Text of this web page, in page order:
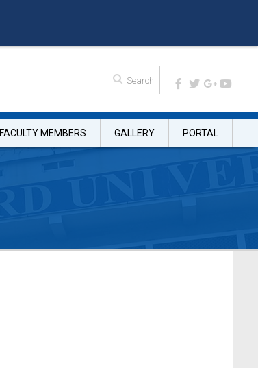
FACULTY MEMBERS GALLERY PORTAL